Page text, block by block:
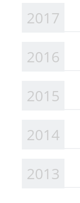
2017
2016
2015
2014
2013